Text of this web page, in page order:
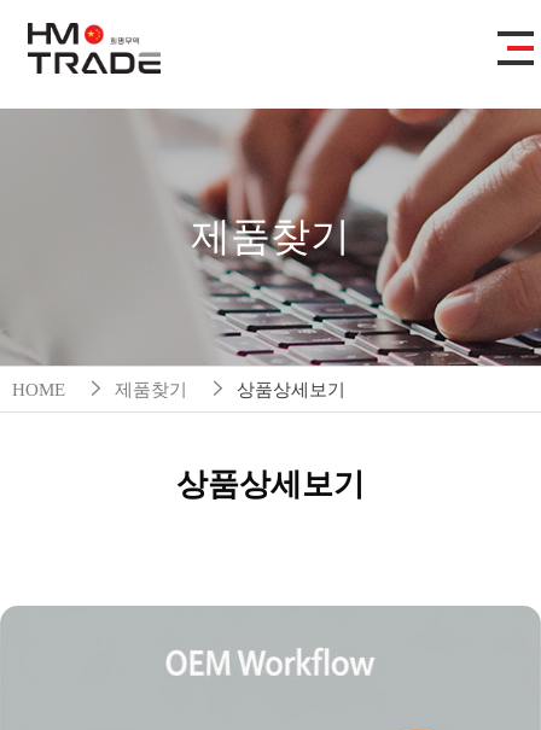
제품찾기
HOME 제품찾기 상품상세보기
상품상세보기